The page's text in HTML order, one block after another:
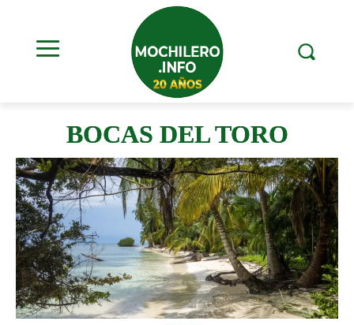
BOCAS DEL TORO